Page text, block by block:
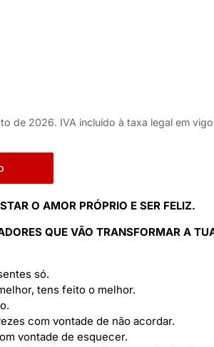
de 2026. IVA incluído à taxa legal em
O AMOR PRÓPRIO E SER FELIZ.
QUE VÃO TRANSFORMAR A
só.
tens feito o melhor.
com vontade de não acordar.
vontade de esquecer.